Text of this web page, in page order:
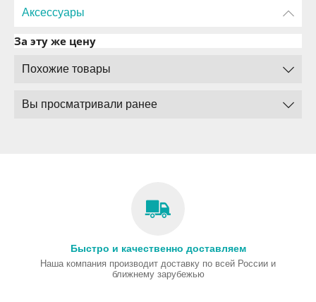
Аксессуары
За эту же цену
Похожие товары
Вы просматривали ранее
Быстро и качественно доставляем
Наша компания производит доставку по всей России и
ближнему зарубежью